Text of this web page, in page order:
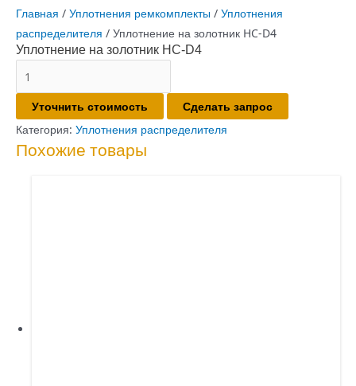
Главная / Уплотнения ремкомплекты / Уплотнения
распределителя / Уплотнение на золотник HC-D4
Уплотнение на золотник HC-D4
товара
Уплотнение
на
золотник
Уточнить стоимость
Сделать запрос
Категория: Уплотнения распределителя
Похожие товары